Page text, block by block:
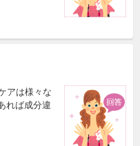
アは様々な
れば成分違